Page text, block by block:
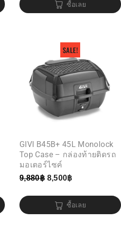
ซื้อเลย
SALE!
GIVI B45B+ 45L Monolock
Top Case – กล่องท้ายติดรถ
มอเตอร์ไซค์
9,880฿ 8,500฿
ซื้อเลย